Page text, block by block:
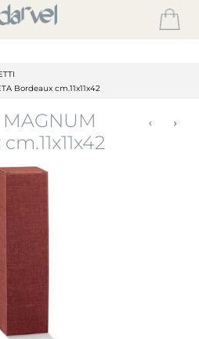
Bordeaux cm.11x11x42
MAGNUM